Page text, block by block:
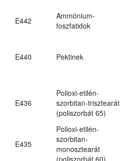
E442
Ammónium-
foszfatidok
E440 Pektinek
E436
Polioxi-etilén-
szorbitan-trisztearát
(poliszorbát 65)
E435
Polioxi-etilén-
szorbitan-
monosztearát
(poliszorbát 60)